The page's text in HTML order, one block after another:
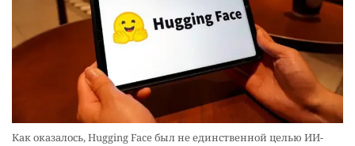
Как оказалось, Hugging Face был не единственной целью ИИ-